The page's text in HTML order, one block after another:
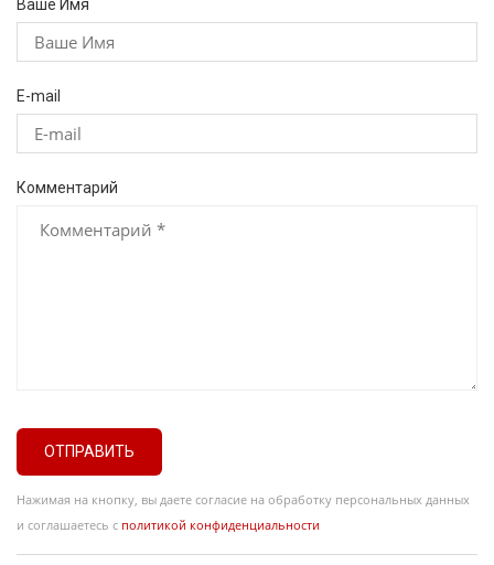
Ваше Имя
E-mail
Комментарий
ОТПРАВИТЬ
Нажимая на кнопку, вы даете согласие на обработку персональных данных
и соглашаетесь с политикой конфиденциальности